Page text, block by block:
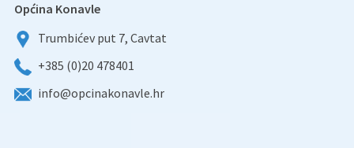
Općina Konavle
Trumbićev put 7, Cavtat
+385 (0)20 478401
info@opcinakonavle.hr